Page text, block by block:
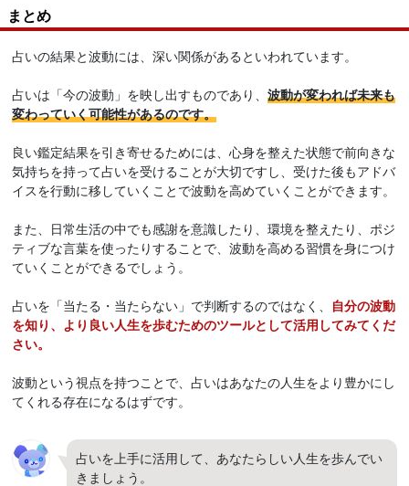
まとめ
占いの結果と波動には、深い関係があるといわれています。
占いは「今の波動」を映し出すものであり、波動が変われば未来も
変わっていく可能性があるのです。
良い鑑定結果を引き寄せるためには、心身を整えた状態で前向きな
気持ちを持って占いを受けることが大切ですし、受けた後もアドバ
イスを行動に移していくことで波動を高めていくことができます。
また、日常生活の中でも感謝を意識したり、環境を整えたり、ポジ
ティブな言葉を使ったりすることで、波動を高める習慣を身につけ
ていくことができるでしょう。
占いを「当たる・当たらない」で判断するのではなく、 自分の波動
を知り、より良い人生を歩むためのツールとして活用してみてくだ
さい。
波動という視点を持つことで、占いはあなたの人生をより豊かにし
てくれる存在になるはずです。
占いを上手に活用して、あなたらしい人生を歩んでい
きましょう。